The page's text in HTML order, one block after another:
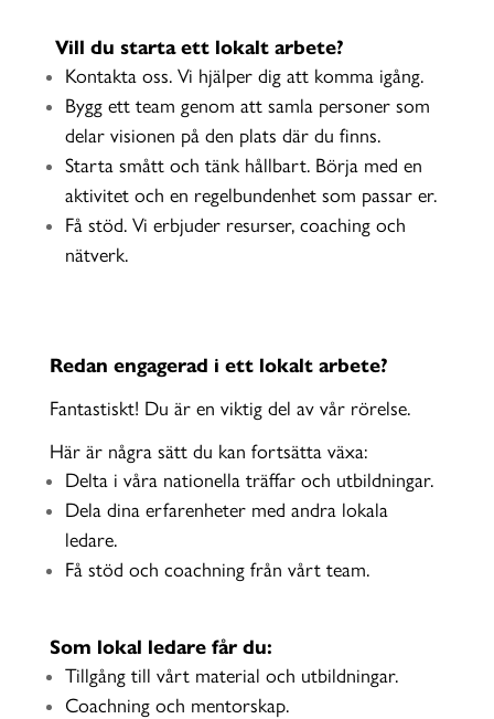
Vill du starta ett lokalt arbete?
Kontakta oss. Vi hjälper dig att komma igång.
Bygg ett team genom att samla personer som
delar visionen på den plats där du finns.
Starta smått och tänk hållbart. Börja med en
aktivitet och en regelbundenhet som passar er.
Få stöd. Vi erbjuder resurser, coaching och
nätverk.
Redan engagerad i ett lokalt arbete?
Fantastiskt! Du är en viktig del av vår rörelse.
Här är några sätt du kan fortsätta växa:
Delta i våra nationella träffar och utbildningar.
Dela dina erfarenheter med andra lokala
ledare.
Få stöd och coachning från vårt team.
Som lokal ledare får du:
Tillgång till vårt material och utbildningar.
Coachning och mentorskap.